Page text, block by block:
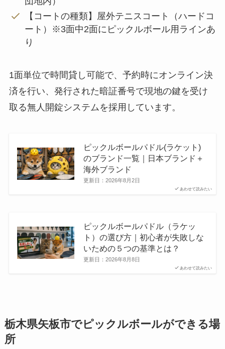
【コートの種類】屋外テニスコート（ハードコ
ート）※3面中2面にピックルボール用ラインあ
り
1面単位で時間貸し可能で、予約時にオンライン決
済を行い、発行された暗証番号で現地の鍵を受け
取る無人開錠システムを採用しています。
あわせて読みたい
ピックルボールパドル(ラケット)
のブランド一覧｜日本ブランド＋
海外ブランド
更新日： 2026年8月2日
あわせて読みたい
ピックルボールパドル（ラケッ
ト）の選び方｜初心者が失敗しな
いための５つの基準とは？
更新日： 2026年8月8日
栃木県矢板市でピックルボールができる場
所